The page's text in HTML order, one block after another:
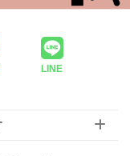
LINE